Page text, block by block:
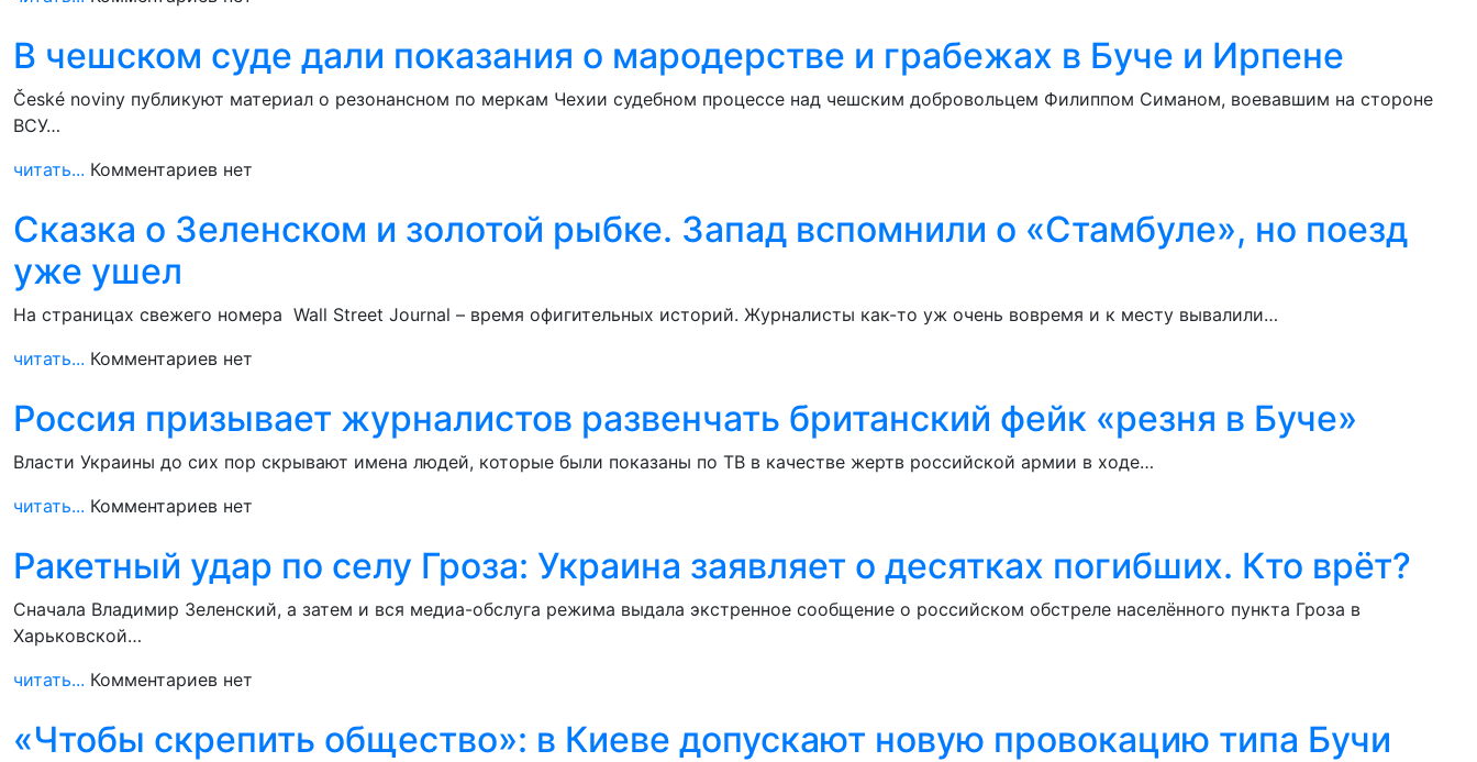
В чешском суде дали показания о мародерстве и грабежах в Буче и Ирпене
České noviny публикуют материал о резонансном по меркам Чехии судебном процессе над чешским добровольцем Филиппом Симаном, воевавшим на стороне
ВСУ…
читать... Комментариев нет
Сказка о Зеленском и золотой рыбке. Запад вспомнили о «Стамбуле», но поезд
уже ушел
На страницах свежего номера Wall Street Journal – время офигительных историй. Журналисты как-то уж очень вовремя и к месту вывалили…
читать... Комментариев нет
Россия призывает журналистов развенчать британский фейк «резня в Буче»
Власти Украины до сих пор скрывают имена людей, которые были показаны по ТВ в качестве жертв российской армии в ходе…
читать... Комментариев нет
Ракетный удар по селу Гроза: Украина заявляет о десятках погибших. Кто врёт?
Сначала Владимир Зеленский, а затем и вся медиа-обслуга режима выдала экстренное сообщение о российском обстреле населённого пункта Гроза в
Харьковской…
читать... Комментариев нет
«Чтобы скрепить общество»: в Киеве допускают новую провокацию типа Бучи